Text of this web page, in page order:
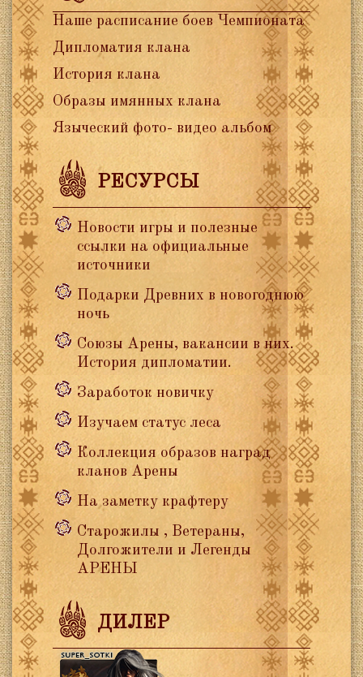
Наше расписание боев Чемпионата
Дипломатия клана
История клана
Образы имянных клана
Языческий фото- видео альбом
РЕСУРСЫ
Новости игры и полезные
ссылки на официальные
источники
Подарки Древних в новогоднюю
ночь
Союзы Арены, вакансии в них.
История дипломатии.
Заработок новичку
Изучаем статус леса
Коллекция образов наград
кланов Арены
На заметку крафтеру
Старожилы , Ветераны,
Долгожители и Легенды
АРЕНЫ
ДИЛЕР